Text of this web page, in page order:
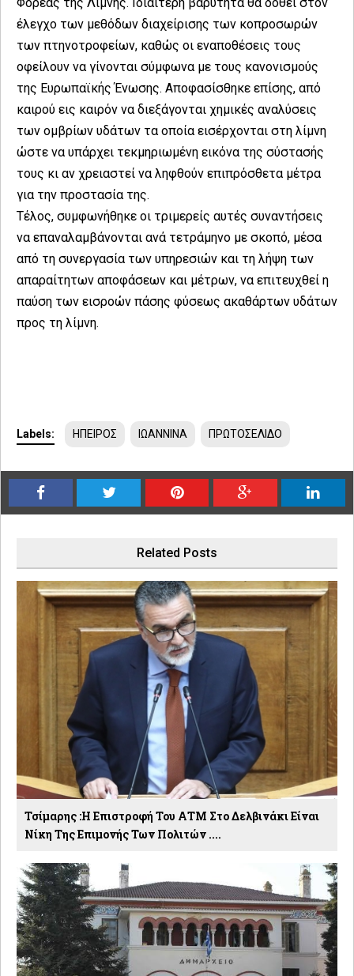
έλεγχο των μεθόδων διαχείρισης των κοπροσωρών
των πτηνοτροφείων, καθώς οι εναποθέσεις τους
οφείλουν να γίνονται σύμφωνα με τους κανονισμούς
της Ευρωπαϊκής Ένωσης. Αποφασίσθηκε επίσης, από
καιρού εις καιρόν να διεξάγονται χημικές αναλύσεις
των ομβρίων υδάτων τα οποία εισέρχονται στη λίμνη
ώστε να υπάρχει τεκμηριωμένη εικόνα της σύστασής
τους κι αν χρειαστεί να ληφθούν επιπρόσθετα μέτρα
για την προστασία της.
Τέλος, συμφωνήθηκε οι τριμερείς αυτές συναντήσεις
να επαναλαμβάνονται ανά τετράμηνο με σκοπό, μέσα
από τη συνεργασία των υπηρεσιών και τη λήψη των
απαραίτητων αποφάσεων και μέτρων, να επιτευχθεί η
παύση των εισροών πάσης φύσεως ακαθάρτων υδάτων
προς τη λίμνη.
Labels: ΗΠΕΙΡΟΣ ΙΩΑΝΝΙΝΑ ΠΡΩΤΟΣΕΛΙΔΟ
Related Posts
Τσίμαρης :Η Επιστροφή Του ΑΤΜ Στο Δελβινάκι Είναι
Νίκη Της Επιμονής Των Πολιτών ....